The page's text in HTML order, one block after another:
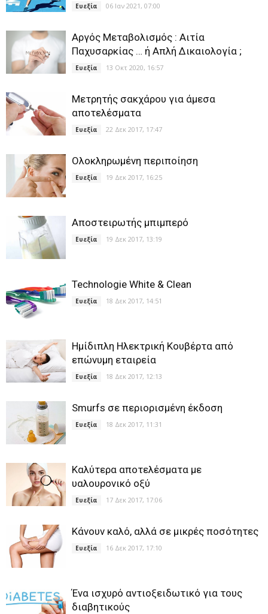
Ευεξία 06 Ιαν 2021, 07:00
Αργός Μεταβολισμός : Αιτία
Παχυσαρκίας … ή Απλή Δικαιολογία ;
Ευεξία 13 Οκτ 2020, 16:57
Μετρητής σακχάρου για άμεσα
αποτελέσματα
Ευεξία 22 Δεκ 2017, 17:47
Ολοκληρωμένη περιποίηση
Ευεξία 19 Δεκ 2017, 16:25
Αποστειρωτής μπιμπερό
Ευεξία 19 Δεκ 2017, 13:19
Technologie White & Clean
Ευεξία 18 Δεκ 2017, 14:51
Ημίδιπλη Ηλεκτρική Κουβέρτα από
επώνυμη εταιρεία
Ευεξία 18 Δεκ 2017, 12:13
Smurfs σε περιορισμένη έκδοση
Ευεξία 18 Δεκ 2017, 11:31
Καλύτερα αποτελέσματα με
υαλουρονικό οξύ
Ευεξία 17 Δεκ 2017, 17:06
Κάνουν καλό, αλλά σε μικρές ποσότητες
Ευεξία 16 Δεκ 2017, 17:10
Ένα ισχυρό αντιοξειδωτικό για τους
διαβητικούς